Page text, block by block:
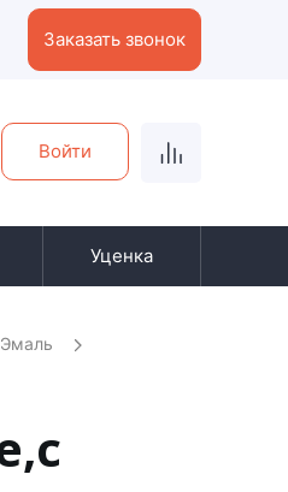
Заказать звонок
Войти
Уценка